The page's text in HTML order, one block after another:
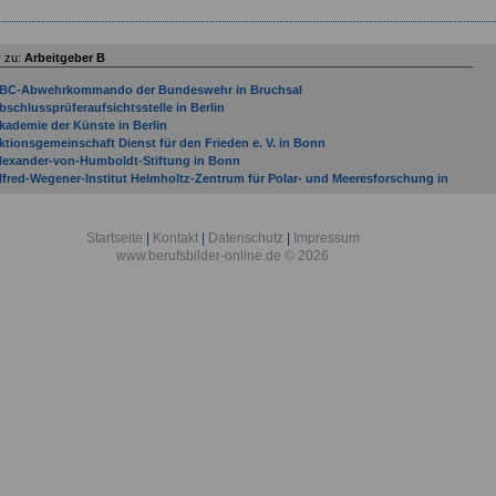
zu: Arbeitgeber B
Abwehrkommando der Bundeswehr in Bruchsal
in Berlin
der Künste in Berlin
Dienst für den Frieden e. V. in Bonn
von-Humboldt-Stiftung in Bonn
Wegener-Institut Helmholtz-Zentrum für Polar- und Meeresforschung in
Ortskrankenkasse Hessen in Bad Homburg
Museum e. V. in Berlin
Startseite Kontakt Datenschutz
Impressum
www.berufsbilder-online.de © 2026